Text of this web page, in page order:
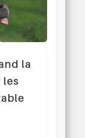
la
les